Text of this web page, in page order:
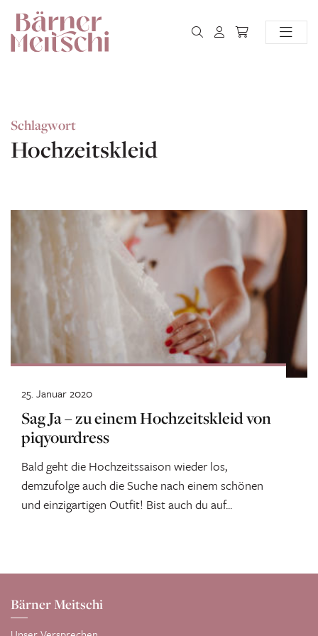
Schlagwort
Hochzeitskleid
Sag Ja – zu einem Hochzeitskleid von
piqyourdress
Bald geht die Hochzeitssaison wieder los,
demzufolge auch die Suche nach einem schönen
und einzigartigen Outfit! Bist auch du auf...
25. Januar 2020
Bärner Meitschi